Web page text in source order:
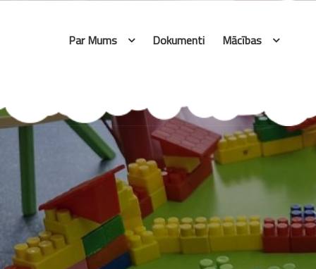
Par Mums Dokumenti Mācības